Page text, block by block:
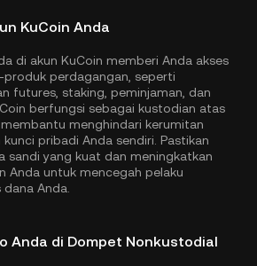
KuCoin Anda
di akun KuCoin memberi Anda akses
perdagangan, seperti
futures, staking, peminjaman, dan
berfungsi sebagai kustodian atas
menghindari kerumitan
pribadi Anda sendiri. Pastikan
sandi yang kuat dan meningkatkan
Anda untuk mencegah pelaku
Anda.
Anda di Dompet Nonkustodial